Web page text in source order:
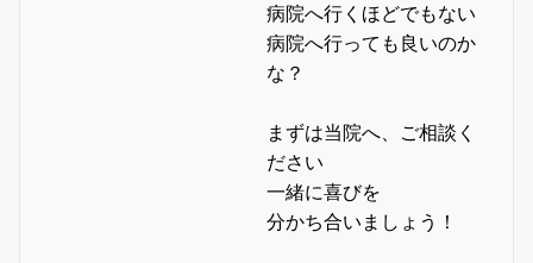
病院へ行くほどでもない
病院へ行っても良いのか
な？
まずは当院へ、ご相談く
ださい
一緒に喜びを
分かち合いましょう！